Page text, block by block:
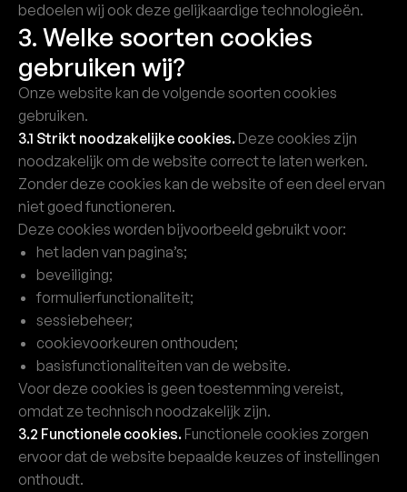
bedoelen wij ook deze gelijkaardige technologieën.
3. Welke soorten cookies
gebruiken wij?
Onze website kan de volgende soorten cookies
gebruiken.
3.1 Strikt noodzakelijke cookies. Deze cookies zijn
noodzakelijk om de website correct te laten werken.
Zonder deze cookies kan de website of een deel ervan
niet goed functioneren.
Deze cookies worden bijvoorbeeld gebruikt voor:
het laden van pagina’s;
beveiliging;
formulierfunctionaliteit;
sessiebeheer;
cookievoorkeuren onthouden;
basisfunctionaliteiten van de website.
Voor deze cookies is geen toestemming vereist,
omdat ze technisch noodzakelijk zijn.
3.2 Functionele cookies. Functionele cookies zorgen
ervoor dat de website bepaalde keuzes of instellingen
onthoudt.